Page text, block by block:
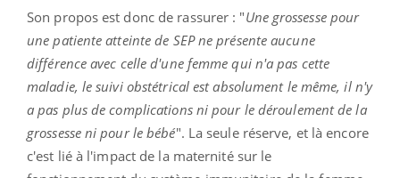
Son propos est donc de rassurer : "Une grossesse pour
une patiente atteinte de SEP ne présente aucune
différence avec celle d'une femme qui n'a pas cette
maladie, le suivi obstétrical est absolument le même, il n'y
a pas plus de complications ni pour le déroulement de la
grossesse ni pour le bébé". La seule réserve, et là encore
c'est lié à l'impact de la maternité sur le